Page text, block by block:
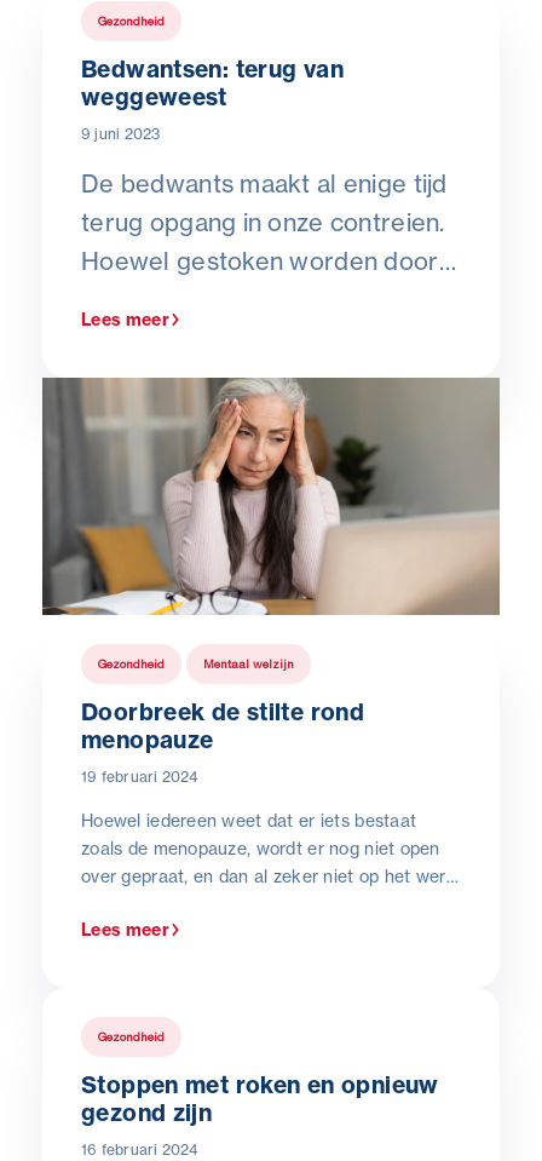
Gezondheid
Bedwantsen: terug van
weggeweest
9 juni 2023
De bedwants maakt al enige tijd
terug opgang in onze contreien.
Hoewel gestoken worden door
onmiddellijk in te grijpen
wanneer je bedwantsen vaststelt
in een werkomgeving. Dat doe je
best met een professionele
verdelger.
Lees meer
Gezondheid Mentaal welzijn
Doorbreek de stilte rond
menopauze
19 februari 2024
Hoewel iedereen weet dat er iets bestaat
zoals de menopauze, wordt er nog niet open
over gepraat, en dan al zeker niet op het werk.
sensibilisering en de mogelijke impact op het
en mogelijke maatregelen voor de werkgever.
Lees meer
Gezondheid
Stoppen met roken en opnieuw
gezond zijn
16 februari 2024